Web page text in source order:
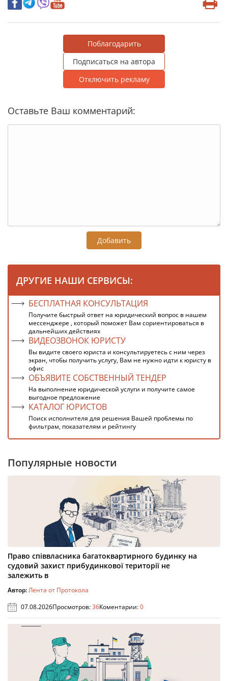
Поблагодарить
Подписаться на автора
Отключить рекламу
Оставьте Ваш комментарий:
Добавить
ДРУГИЕ НАШИ СЕРВИСЫ:
БЕСПЛАТНАЯ КОНСУЛЬТАЦИЯ
Получите быстрый ответ на юридический вопрос в нашем
мессенджере , который поможет Вам сориентироваться в
дальнейших действиях
ВИДЕОЗВОНОК ЮРИСТУ
Вы видите своего юриста и консультируетесь с ним через
экран, чтобы получить услугу, Вам не нужно идти к юристу в
офис
ОБЪЯВИТЕ СОБСТВЕННЫЙ ТЕНДЕР
На выполнение юридической услуги и получите самое
выгодное предложение
КАТАЛОГ ЮРИСТОВ
Поиск исполнителя для решения Вашей проблемы по
фильтрам, показателям и рейтингу
Популярные новости
Право співвласника багатоквартирного будинку на
судовий захист прибудинкової території не
залежить в
Автор:Лента от Протокола
07.08.2026Просмотров:36Коментарии:0